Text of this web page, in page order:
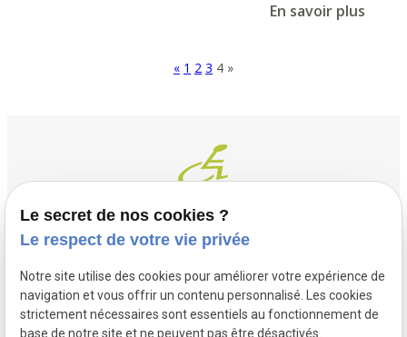
En savoir plus
« 1 2 3 4 »
Contact
03 20 32 97 37
flandremedical@gmail.com
1 Place Saint Piat
59113 SECLIN
Le secret de nos cookies ?
Le respect de votre vie privée
Notre site utilise des cookies pour améliorer votre expérience de
navigation et vous offrir un contenu personnalisé. Les cookies
strictement nécessaires sont essentiels au fonctionnement de
base de notre site et ne peuvent pas être désactivés.